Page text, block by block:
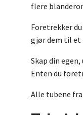
flere
Foretrekker
gjør dem til et
Skap din
Enten du
Alle tubene